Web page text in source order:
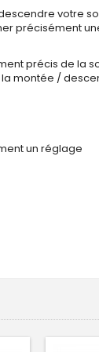
votre
précisément
précis de la
montée /
un réglage